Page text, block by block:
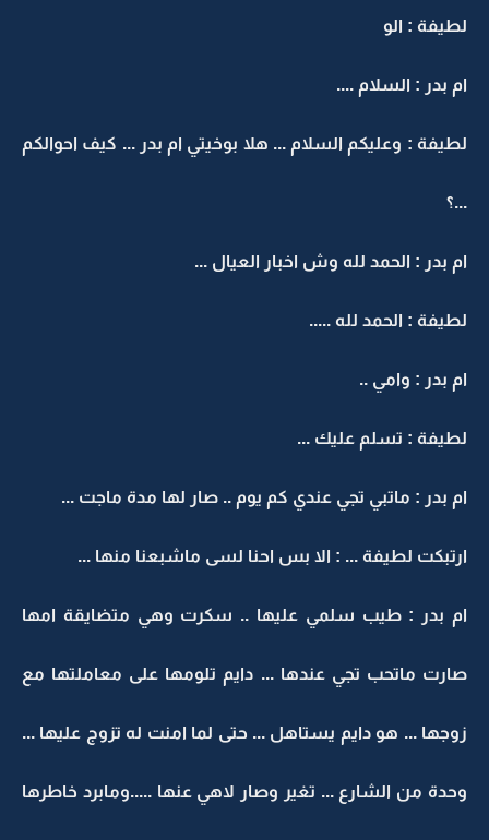
لطيفة : الو
ام بدر : السلام ....
لطيفة : وعليكم السلام ... هلا بوخيتي ام بدر ... كيف احوالكم
...؟
ام بدر : الحمد لله وش اخبار العيال ...
لطيفة : الحمد لله .....
ام بدر : وامي ..
لطيفة : تسلم عليك ...
ام بدر : ماتبي تجي عندي كم يوم .. صار لها مدة ماجت ...
ارتبكت لطيفة ... : الا بس احنا لسى ماشبعنا منها ...
ام بدر : طيب سلمي عليها .. سكرت وهي متضايقة امها
صارت ماتحب تجي عندها ... دايم تلومها على معاملتها مع
زوجها ... هو دايم يستاهل ... حتى لما امنت له تزوج عليها ...
وحدة من الشارع ... تغير وصار لاهي عنها .....ومابرد خاطرها